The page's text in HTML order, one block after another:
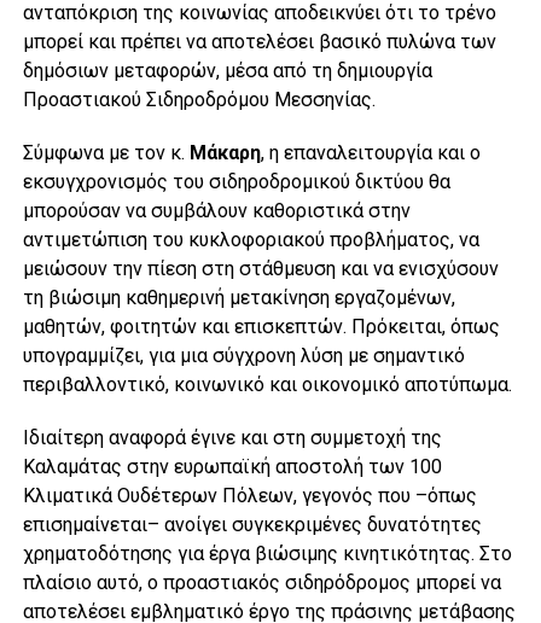
ανταπόκριση της κοινωνίας αποδεικνύει ότι το τρένο
μπορεί και πρέπει να αποτελέσει βασικό πυλώνα των
δημόσιων μεταφορών, μέσα από τη δημιουργία
Προαστιακού Σιδηροδρόμου Μεσσηνίας.
Σύμφωνα με τον κ. Μάκαρη, η επαναλειτουργία και ο
εκσυγχρονισμός του σιδηροδρομικού δικτύου θα
μπορούσαν να συμβάλουν καθοριστικά στην
αντιμετώπιση του κυκλοφοριακού προβλήματος, να
μειώσουν την πίεση στη στάθμευση και να ενισχύσουν
τη βιώσιμη καθημερινή μετακίνηση εργαζομένων,
μαθητών, φοιτητών και επισκεπτών. Πρόκειται, όπως
υπογραμμίζει, για μια σύγχρονη λύση με σημαντικό
περιβαλλοντικό, κοινωνικό και οικονομικό αποτύπωμα.
Ιδιαίτερη αναφορά έγινε και στη συμμετοχή της
Καλαμάτας στην ευρωπαϊκή αποστολή των 100
Κλιματικά Ουδέτερων Πόλεων, γεγονός που –όπως
επισημαίνεται– ανοίγει συγκεκριμένες δυνατότητες
χρηματοδότησης για έργα βιώσιμης κινητικότητας. Στο
πλαίσιο αυτό, ο προαστιακός σιδηρόδρομος μπορεί να
αποτελέσει εμβληματικό έργο της πράσινης μετάβασης